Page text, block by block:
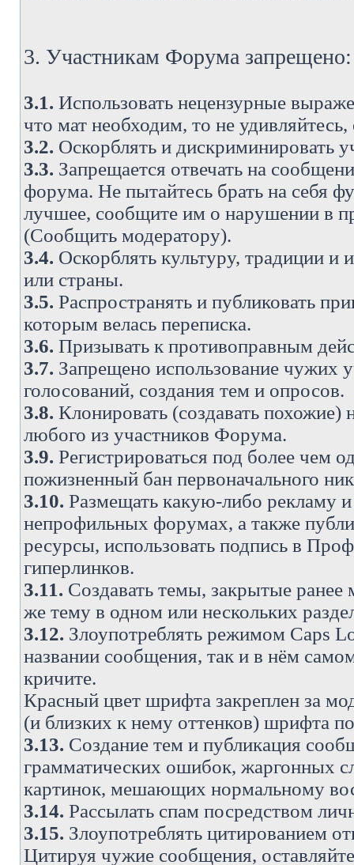
3. Участникам Форума запрещено:
3.1. Использовать нецензурные
что мат необходим, то не
3.2. Оскорблять и дискриминировать
3.3. Запрещается отвечать на
форума. Не пытайтесь брать на себя
лучшее, сообщите им о нарушении в
(Сообщить модератору).
3.4. Оскорблять культуру, традиции
или страны.
3.5. Распространять и публиковать
которым велась переписка.
3.6. Призывать к противоправным
3.7. Запрещено использование чужих
голосований, создания тем и опросов.
3.8. Клонировать (создавать похожие)
любого из участников Форума.
3.9. Регистрироваться под более чем
пожизненный бан первоначального
3.10. Размещать какую-либо рекламу
непрофильных форумах, а также
ресурсы, использовать подпись в
гиперлинков.
3.11. Создавать темы, закрытые ранее
же тему в одном или нескольких
3.12. Злоупотреблять режимом Caps
названии сообщения, так и в нём
кричите.
Красный цвет шрифта закреплен за
(и близких к нему оттенков) шрифта
3.13. Создание тем и публикация
грамматических ошибок, жаргонных
картинок, мешающих нормальному
3.14. Рассылать спам посредством
3.15. Злоупотреблять цитированием
Цитируя чужие сообщения,